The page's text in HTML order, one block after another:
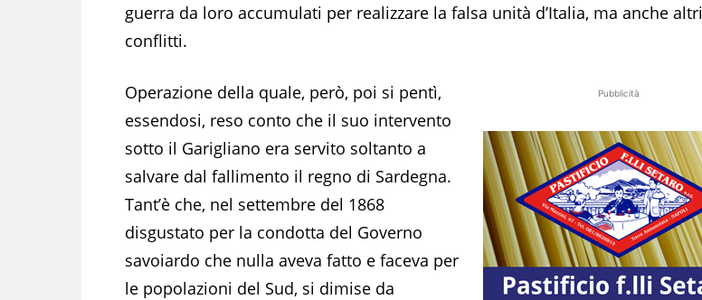
guerra da loro accumulati per realizzare la falsa unità d’Italia, ma anche altri
conflitti.
Pubblicità
Operazione della quale, però, poi si pentì,
essendosi, reso conto che il suo intervento
sotto il Garigliano era servito soltanto a
salvare dal fallimento il regno di Sardegna.
Tant’è che, nel settembre del 1868
disgustato per la condotta del Governo
savoiardo che nulla aveva fatto e faceva per
le popolazioni del Sud, si dimise da